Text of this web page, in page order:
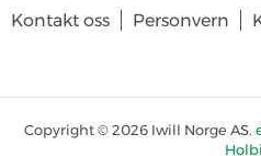
produktet
Kontakt oss Personvern
Copyright © 2026 Iwill Norge AS.
Holbi